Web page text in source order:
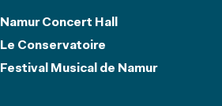
Namur Concert Hall
Le Conservatoire
Festival Musical de Namur